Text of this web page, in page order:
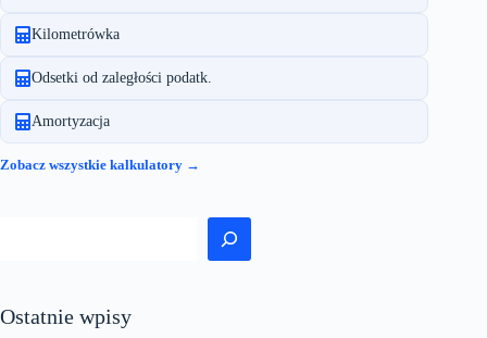
Kilometrówka
Odsetki od zaległości podatk.
Amortyzacja
Zobacz wszystkie kalkulatory →
Ostatnie wpisy